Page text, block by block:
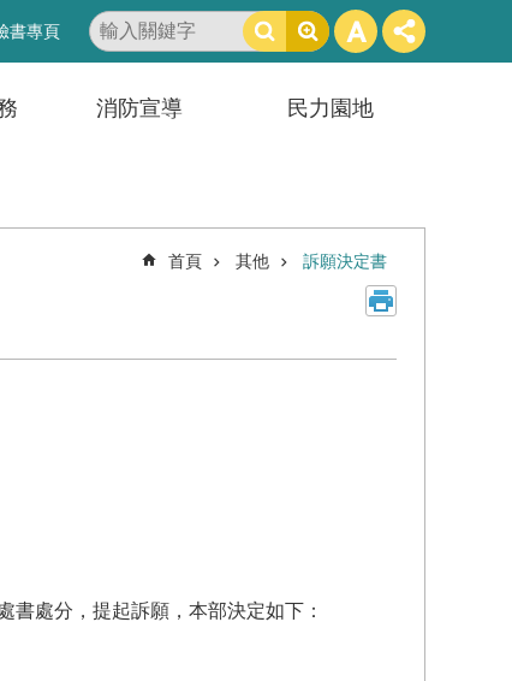
書專頁
搜
尋
消防宣導 民力園地
首頁 其他 訴願決定書
處分，提起訴願，本部決定如下：